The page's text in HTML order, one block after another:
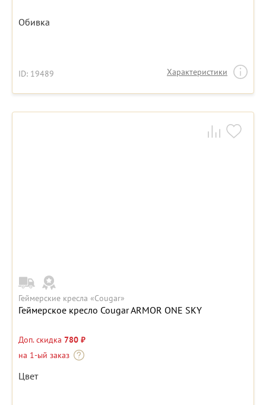
Обивка
ID: 19489 Характеристики
Геймерские кресла «Cougar»
Геймерское кресло Cougar ARMOR ONE SKY
Доп. скидка 780 ₽
на 1-ый заказ
Цвет